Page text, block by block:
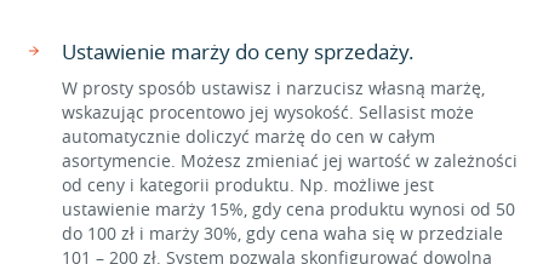
Ustawienie marży do ceny sprzedaży.
W prosty sposób ustawisz i narzucisz własną marżę,
wskazując procentowo jej wysokość. Sellasist może
automatycznie doliczyć marżę do cen w całym
asortymencie. Możesz zmieniać jej wartość w zależności
od ceny i kategorii produktu. Np. możliwe jest
ustawienie marży 15%, gdy cena produktu wynosi od 50
do 100 zł i marży 30%, gdy cena waha się w przedziale
101 – 200 zł. System pozwala skonfigurować dowolną